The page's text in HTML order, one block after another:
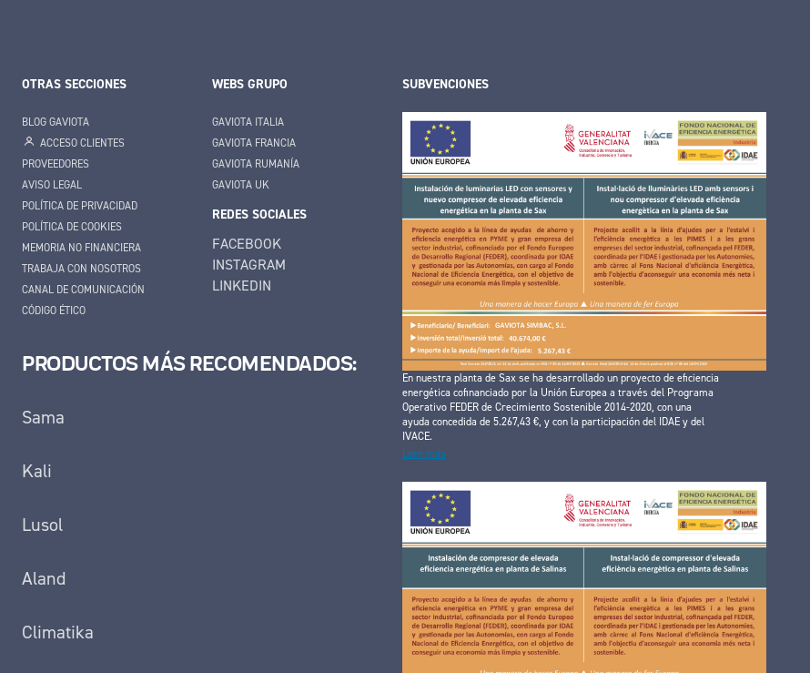
OTRAS SECCIONES
BLOG GAVIOTA
ACCESO CLIENTES
PROVEEDORES
AVISO LEGAL
POLÍTICA DE PRIVACIDAD
POLÍTICA DE COOKIES
MEMORIA NO FINANCIERA
TRABAJA CON NOSOTROS
CANAL DE COMUNICACIÓN
CÓDIGO ÉTICO
WEBS GRUPO
GAVIOTA ITALIA
GAVIOTA FRANCIA
GAVIOTA RUMANÍA
GAVIOTA UK
REDES SOCIALES
FACEBOOK
INSTAGRAM
LINKEDIN
PRODUCTOS MÁS RECOMENDADOS:
Sama
Kali
Lusol
Aland
Climatika
SUBVENCIONES
En nuestra planta de Sax se ha desarrollado un proyecto de eficiencia
energética cofinanciado por la Unión Europea a través del Programa
Operativo FEDER de Crecimiento Sostenible 2014-2020, con una
ayuda concedida de 5.267,43 €, y con la participación del IDAE y del
IVACE.
Leer más